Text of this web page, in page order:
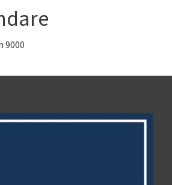
9000